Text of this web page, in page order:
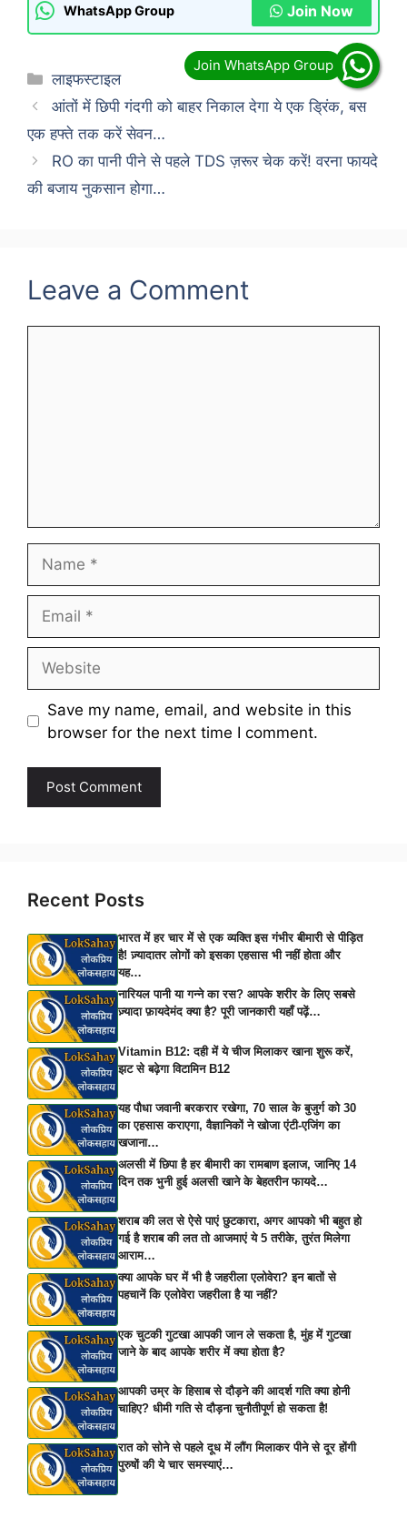
WhatsApp Group Join Now
Categories
लाइफस्टाइल
आंतों में छिपी गंदगी को बाहर निकाल देगा ये एक ड्रिंक, बस
एक हफ्ते तक करें सेवन…
RO का पानी पीने से पहले TDS ज़रूर चेक करें! वरना फायदे
की बजाय नुकसान होगा…
Leave a Comment
Save my name, email, and website in this
browser for the next time I comment.
Recent Posts
भारत में हर चार में से एक व्यक्ति इस गंभीर बीमारी से पीड़ित
है! ज़्यादातर लोगों को इसका एहसास भी नहीं होता और
यह…
नारियल पानी या गन्ने का रस? आपके शरीर के लिए सबसे
ज़्यादा फ़ायदेमंद क्या है? पूरी जानकारी यहाँ पढ़ें…
Vitamin B12: दही में ये चीज मिलाकर खाना शुरू करें,
झट से बढ़ेगा विटामिन B12
यह पौधा जवानी बरकरार रखेगा, 70 साल के बुजुर्ग को 30
का एहसास कराएगा, वैज्ञानिकों ने खोजा एंटी-एजिंग का
खजाना…
अलसी में छिपा है हर बीमारी का रामबाण इलाज, जानिए 14
दिन तक भुनी हुई अलसी खाने के बेहतरीन फायदे…
शराब की लत से ऐसे पाएं छुटकारा, अगर आपको भी बहुत हो
गई है शराब की लत तो आजमाएं ये 5 तरीके, तुरंत मिलेगा
आराम…
क्या आपके घर में भी है जहरीला एलोवेरा? इन बातों से
पहचानें कि एलोवेरा जहरीला है या नहीं?
एक चुटकी गुटखा आपकी जान ले सकता है, मुंह में गुटखा
जाने के बाद आपके शरीर में क्या होता है?
आपकी उम्र के हिसाब से दौड़ने की आदर्श गति क्या होनी
चाहिए? धीमी गति से दौड़ना चुनौतीपूर्ण हो सकता है!
रात को सोने से पहले दूध में लौंग मिलाकर पीने से दूर होंगी
पुरुषों की ये चार समस्याएं…